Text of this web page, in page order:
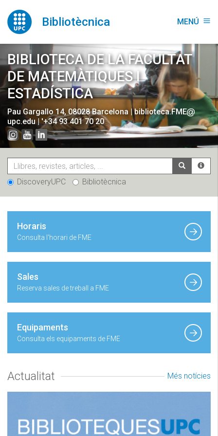
contingut
Bibliotècnica MENÚ menu
BIBLIOTECA DE LA FACULTAT
DE MATEMÀTIQUES I
ESTADÍSTICA
Pau Gargallo 14, 08028 Barcelona|biblioteca.FME
upc.edu|'+34 93 401 70 20
DiscoveryUPC Bibliotècnica
Horaris
Consulta l'horari de FME
Sales
Reserva sales de treball a FME
Equipaments
Consulta els equipaments de FME
Actualitat Més notícies